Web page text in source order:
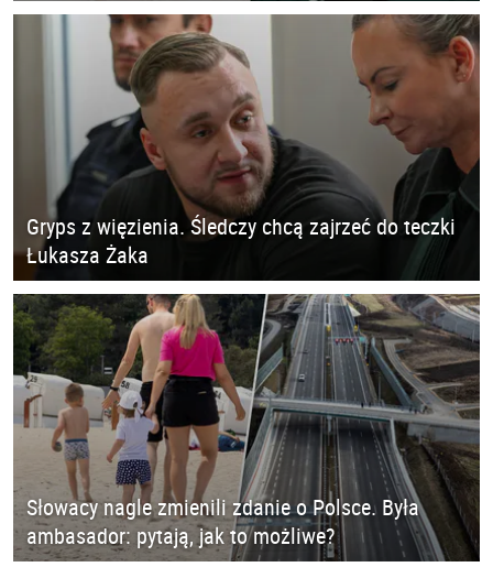
Gryps z więzienia. Śledczy chcą zajrzeć do teczki
Łukasza Żaka
Słowacy nagle zmienili zdanie o Polsce. Była
ambasador: pytają, jak to możliwe?